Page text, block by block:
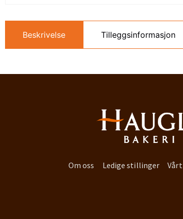
Beskrivelse Tilleggsinformasjon
Om oss Ledige stillinger